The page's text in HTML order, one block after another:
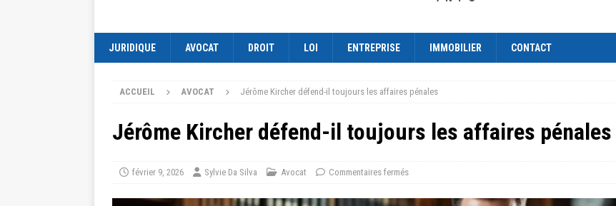
JURIDIQUE AVOCAT DROIT LOI ENTREPRISE IMMOBILIER CONTACT
ACCUEIL AVOCAT Jérôme Kircher défend-il toujours les affaires pénales
Jérôme Kircher défend-il toujours les affaires pénales
février 9, 2026 Sylvie Da Silva Avocat Commentaires fermés